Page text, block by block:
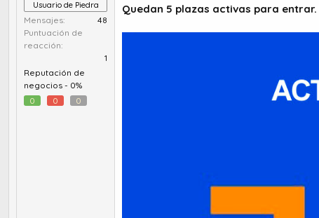
c
o
Usuario de Piedra
Mensajes
48
Puntuación de
reacción
1
Reputación de
negocios - 0%
0
0 0
Quedan 5 plazas activas para entrar.